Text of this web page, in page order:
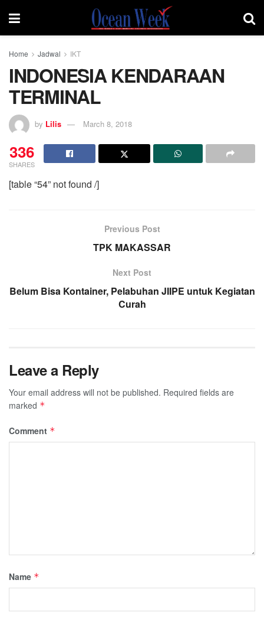
Home Jadwal IKT
INDONESIA KENDARAAN
TERMINAL
by Lilis March 8, 2018
336
SHARES
[table “54” not found /]
Previous Post
TPK MAKASSAR
Next Post
Belum Bisa Kontainer, Pelabuhan JIIPE untuk Kegiatan
Curah
Leave a Reply
Your email address will not be published. Required fields are
marked *
Comment *
Name *